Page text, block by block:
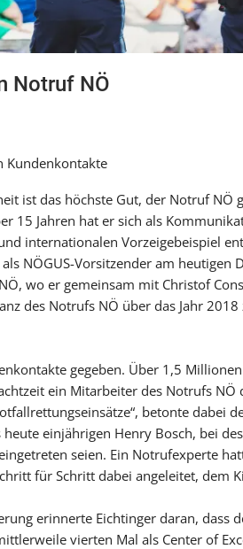
Notruf NÖ
Kundenkontakte
ist das höchste Gut, der Notruf NÖ
15 Jahren hat er sich als
internationalen Vorzeigebeispiel
NÖGUS-Vorsitzender am heutigen
wo er gemeinsam mit Christof
des Notrufs NÖ über das Jahr
gegeben. Über 1,5
ein Mitarbeiter des Notrufs NÖ
betonte dabei
einjährigen Henry Bosch, bei
seien. Ein Notrufexperte
für Schritt dabei angeleitet, dem
erinnerte Eichtinger daran, dass
vierten Mal als Center of